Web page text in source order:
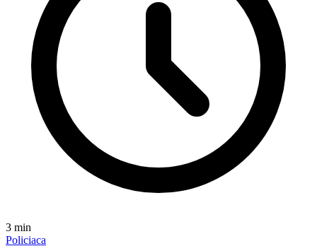
3 min
Policiaca